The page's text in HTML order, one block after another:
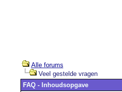
Alle forums
Veel gestelde vragen
FAQ - Inhoudsopgave